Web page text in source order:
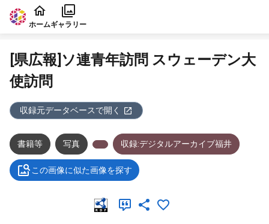
本文に飛ぶ
ホームギャラリー
[県広報]ソ連青年訪問 スウェーデン大
使訪問
収録元データベースで開く
書籍等 写真 収録:デジタルアーカイブ福井
この画像に似た画像を探す